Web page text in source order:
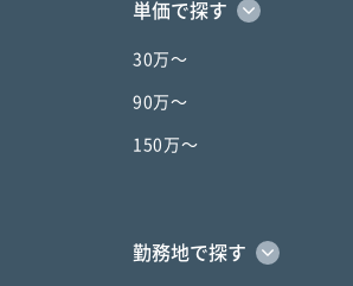
単価で探す
30万〜
90万〜
150万〜
勤務地で探す